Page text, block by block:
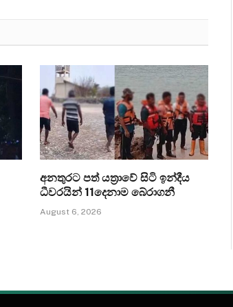
අනතුරට පත් යත්‍රාවේ සිටි ඉන්දීය
ධීවරයින් 11දෙනාම බේරාගනී
August 6, 2026